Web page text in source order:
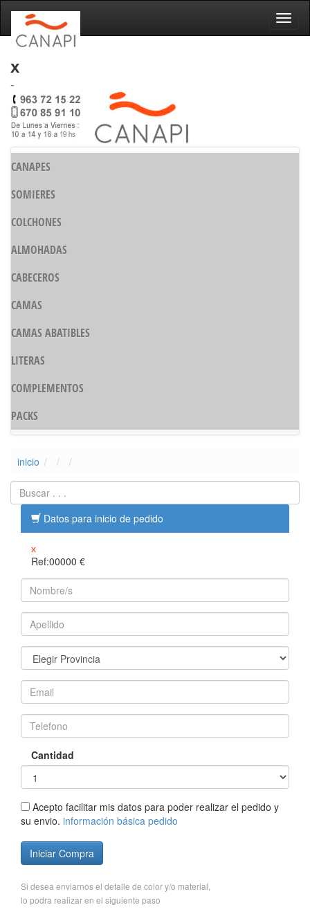
x
-
CANAPES
SOMIERES
COLCHONES
ALMOHADAS
CABECEROS
CAMAS
CAMAS ABATIBLES
LITERAS
COMPLEMENTOS
PACKS
inicio
Datos para inicio de pedido
x
Ref:00000 €
Cantidad
Acepto facilitar mis datos para poder realizar el pedido y
su envio. información básica pedido
Iniciar Compra
Si desea enviarnos el detalle de color y/o material,
lo podra realizar en el siguiente paso